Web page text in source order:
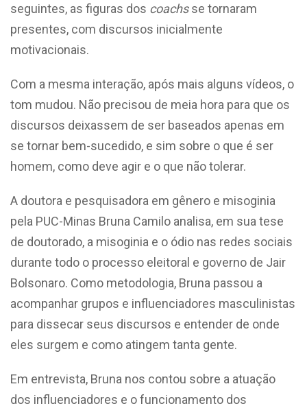
seguintes, as figuras dos coachsse tornaram
presentes, com discursos inicialmente
motivacionais.
Com a mesma interação, após mais alguns vídeos, o
tom mudou. Não precisou de meia hora para que os
discursos deixassem de ser baseados apenas em
se tornar bem-sucedido, e sim sobre o que é ser
homem, como deve agir e o que não tolerar.
A doutora e pesquisadora em gênero e misoginia
pela PUC-Minas Bruna Camilo analisa, em sua tese
de doutorado, a misoginia e o ódio nas redes sociais
durante todo o processo eleitoral e governo de Jair
Bolsonaro. Como metodologia, Bruna passou a
acompanhar grupos e influenciadores masculinistas
para dissecar seus discursos e entender de onde
eles surgem e como atingem tanta gente.
Em entrevista, Bruna nos contou sobre a atuação
dos influenciadores e o funcionamento dos